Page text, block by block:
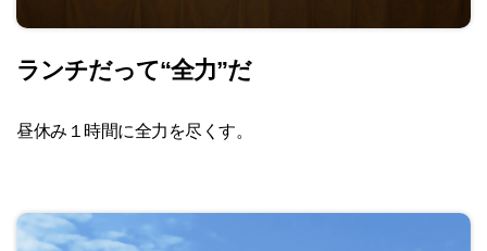
ランチだって“全力”だ
昼休み１時間に全力を尽くす。